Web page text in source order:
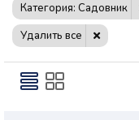
Категория: Садовник
Удалить все